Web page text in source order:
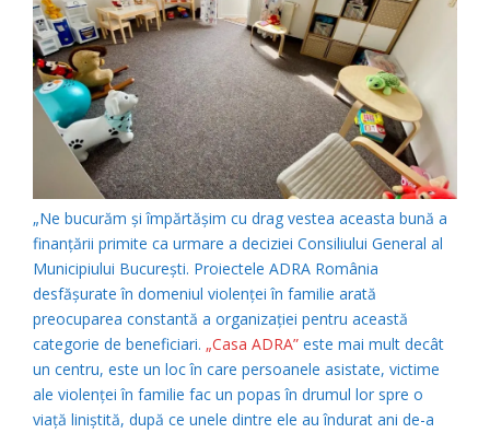
„Ne bucurăm și împărtășim cu drag vestea aceasta bună a
finanțării primite ca urmare a deciziei Consiliului General al
Municipiului București. Proiectele ADRA România
desfășurate în domeniul violenței în familie arată
preocuparea constantă a organizației pentru această
categorie de beneficiari. „Casa ADRA” este mai mult decât
un centru, este un loc în care persoanele asistate, victime
ale violenței în familie fac un popas în drumul lor spre o
viață liniștită, după ce unele dintre ele au îndurat ani de-a